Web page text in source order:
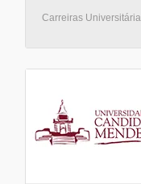
Carreiras